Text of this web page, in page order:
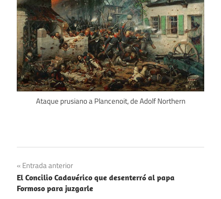
Ataque prusiano a Plancenoit, de Adolf Northern
Napoleónico
Navegación
de
Entrada anterior
El Concilio Cadavérico que desenterró al papa
Formoso para juzgarle